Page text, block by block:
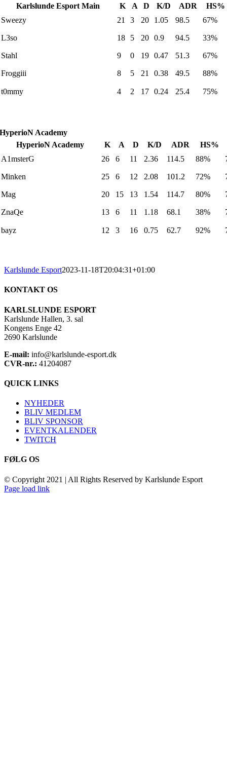
Karlslunde Esport Main
K A D K/D ADR
HS%
Sweezy
21 3 20 1.05 98.5 67%
L3so 18 5 20 0.9 94.5 33%
Stahl 9 0 19 0.47 51.3 67%
Froggiii 8 5 21 0.38 49.5 88%
t0mmy 4 2 17 0.24 25.4 75%
HyperioN Academy
HyperioN Academy
K A D K/D ADR
HS%
A1msterG
26 6 11 2.36 114.5 88%
Minken 25 6 12 2.08 101.2 72%
Mag 20 15 13 1.54 114.7 80%
ZnaQe 13 6 11 1.18 68.1 38%
bayz 12 3 16 0.75 62.7 92%
Karlslunde Esport2023-11-18T20:04:31+01:00
KONTAKT OS
KARLSLUNDE ESPORT
Karlslunde Hallen, 3. sal
Kongens Enge 42
2690 Karlslunde
E-mail: info@karlslunde-esport.dk
CVR-nr.: 41204087
QUICK LINKS
NYHEDER
BLIV MEDLEM
BLIV SPONSOR
EVENTKALENDER
TWITCH
FØLG OS
© Copyright 2021 | All Rights Reserved by Karlslunde Esport
Toggle
Page load link